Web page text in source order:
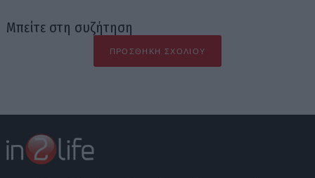
Μπείτε στη συζήτηση
ΠΡΟΣΘΉΚΗ ΣΧΟΛΊΟΥ